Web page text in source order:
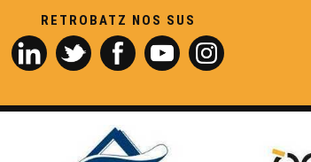
RETROBATZ NOS SUS